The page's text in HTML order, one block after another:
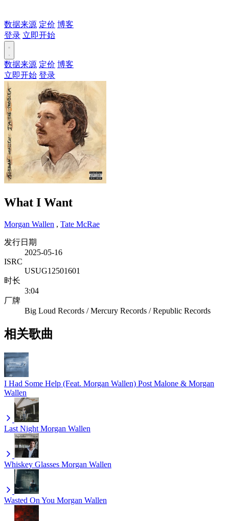
数据来源 定价 博客
登录 立即开始
数据来源 定价 博客
立即开始 登录
What I Want
Morgan Wallen , Tate McRae
发行日期
2025-05-16
ISRC
USUG12501601
时长
3:04
厂牌
Big Loud Records / Mercury Records / Republic Records
相关歌曲
I Had Some Help (Feat. Morgan Wallen) Post Malone & Morgan
Wallen
Last Night Morgan Wallen
Whiskey Glasses Morgan Wallen
Wasted On You Morgan Wallen